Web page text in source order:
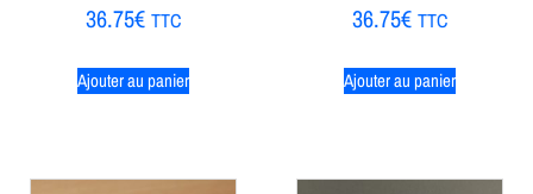
36.75€ TTC
Ajouter au panier
36.75€ TTC
Ajouter au panier